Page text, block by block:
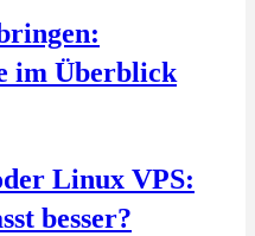
im Überblick
Linux VPS:
besser?